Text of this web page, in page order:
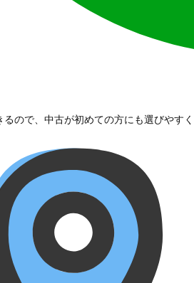
ので、中古が初めての方にも選びやす